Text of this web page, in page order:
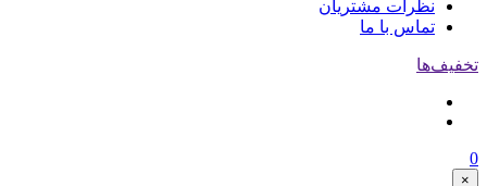
نظرات مشتریان
تماس با ما
تخفیف‌ها
0
×